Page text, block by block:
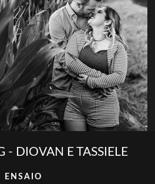
- DIOVAN E TASSIELE
ENSAIO